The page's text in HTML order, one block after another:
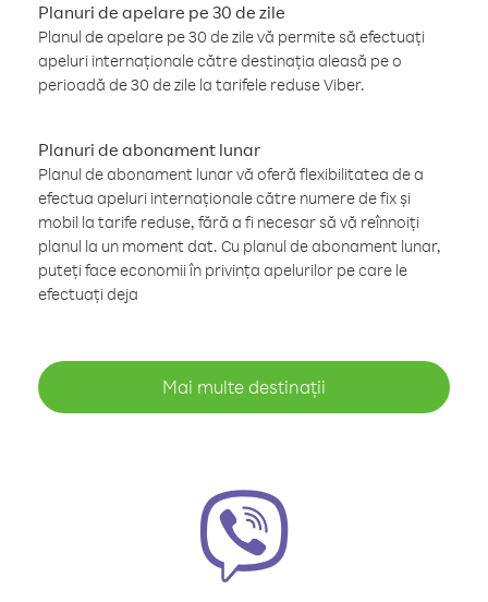
Planuri de apelare pe 30 de zile
Planul de apelare pe 30 de zile vă permite să efectuați
apeluri internaționale către destinația aleasă pe o
perioadă de 30 de zile la tarifele reduse Viber.
Planuri de abonament lunar
Planul de abonament lunar vă oferă flexibilitatea de a
efectua apeluri internaționale către numere de fix și
mobil la tarife reduse, fără a fi necesar să vă reînnoiți
planul la un moment dat. Cu planul de abonament lunar,
puteți face economii în privința apelurilor pe care le
efectuați deja
Mai multe destinații